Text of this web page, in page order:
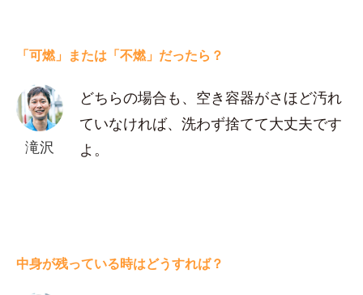
「可燃」または「不燃」だったら？
滝沢
どちらの場合も、空き容器がさほど汚れ
ていなければ、洗わず捨てて大丈夫です
よ。
中身が残っている時はどうすれば？